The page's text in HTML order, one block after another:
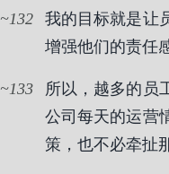
132
我的目标就是让
增强他们的责任
133
所以，越多的员
公司每天的运营
策，也不必牵扯